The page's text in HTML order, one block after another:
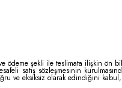
ödeme şekli ile teslimata ilişkin
satış sözleşmesinin
ve eksiksiz olarak edindiğini